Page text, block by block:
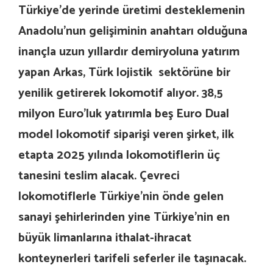
Türkiye’de yerinde üretimi desteklemenin
Anadolu’nun gelişiminin anahtarı olduğuna
inançla uzun yıllardır demiryoluna yatırım
yapan Arkas, Türk lojistik sektörüne bir
yenilik getirerek lokomotif alıyor. 38,5
milyon Euro’luk yatırımla beş Euro Dual
model lokomotif siparişi veren şirket, ilk
etapta 2025 yılında lokomotiflerin üç
tanesini teslim alacak. Çevreci
lokomotiflerle Türkiye’nin önde gelen
sanayi şehirlerinden yine Türkiye’nin en
büyük limanlarına ithalat-ihracat
konteynerleri tarifeli seferler ile taşınacak.